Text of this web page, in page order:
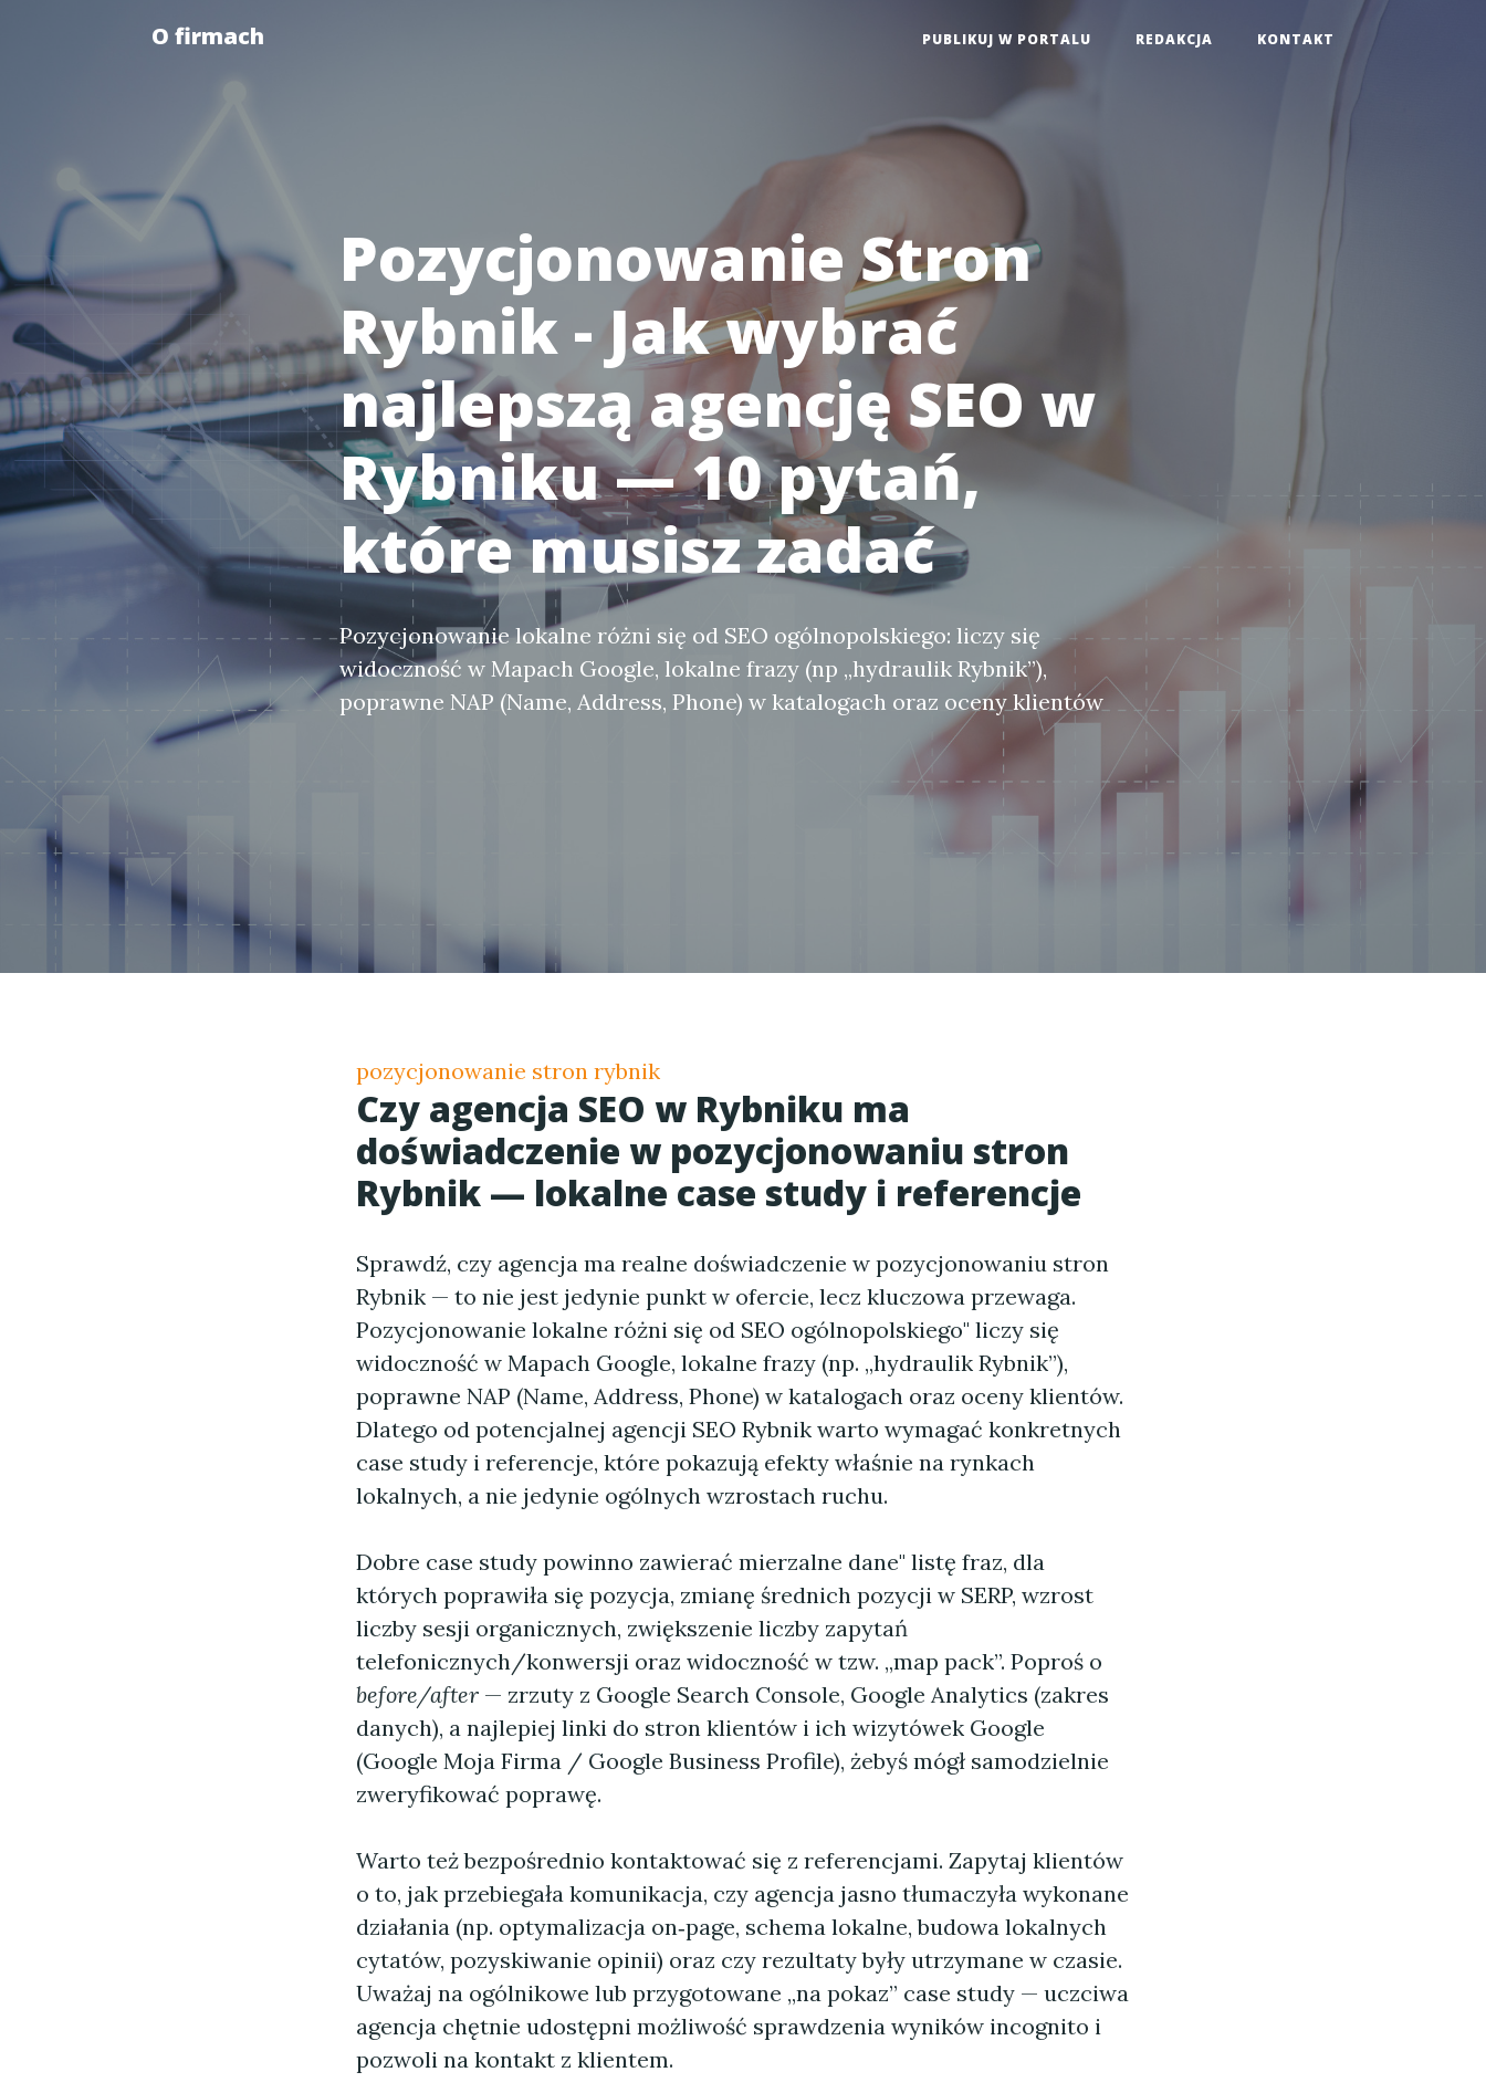
O firmach PUBLIKUJ W PORTALU REDAKCJA KONTAKT
Pozycjonowanie Stron
Rybnik - Jak wybrać
najlepszą agencję SEO w
Rybniku — 10 pytań,
które musisz zadać
Pozycjonowanie lokalne różni się od SEO ogólnopolskiego: liczy się
widoczność w Mapach Google, lokalne frazy (np „hydraulik Rybnik”),
poprawne NAP (Name, Address, Phone) w katalogach oraz oceny klientów
pozycjonowanie stron rybnik
Czy agencja SEO w Rybniku ma
doświadczenie w pozycjonowaniu stron
Rybnik — lokalne case study i referencje
Sprawdź, czy agencja ma realne doświadczenie w pozycjonowaniu stron
Rybnik — to nie jest jedynie punkt w ofercie, lecz kluczowa przewaga.
Pozycjonowanie lokalne różni się od SEO ogólnopolskiego" liczy się
widoczność w Mapach Google, lokalne frazy (np. „hydraulik Rybnik”),
poprawne NAP (Name, Address, Phone) w katalogach oraz oceny klientów.
Dlatego od potencjalnej agencji SEO Rybnik warto wymagać konkretnych
case study i referencje, które pokazują efekty właśnie na rynkach
lokalnych, a nie jedynie ogólnych wzrostach ruchu.
Dobre case study powinno zawierać mierzalne dane" listę fraz, dla
których poprawiła się pozycja, zmianę średnich pozycji w SERP, wzrost
liczby sesji organicznych, zwiększenie liczby zapytań
telefonicznych/konwersji oraz widoczność w tzw. „map pack”. Poproś o
before/after — zrzuty z Google Search Console, Google Analytics (zakres
danych), a najlepiej linki do stron klientów i ich wizytówek Google
(Google Moja Firma / Google Business Profile), żebyś mógł samodzielnie
zweryfikować poprawę.
Warto też bezpośrednio kontaktować się z referencjami. Zapytaj klientów
o to, jak przebiegała komunikacja, czy agencja jasno tłumaczyła wykonane
działania (np. optymalizacja on‑page, schema lokalne, budowa lokalnych
cytatów, pozyskiwanie opinii) oraz czy rezultaty były utrzymane w czasie.
Uważaj na ogólnikowe lub przygotowane „na pokaz” case study — uczciwa
agencja chętnie udostępni możliwość sprawdzenia wyników incognito i
pozwoli na kontakt z klientem.